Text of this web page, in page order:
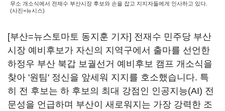
무소 개소식에서 전재수 부산시장 후보와 손을 잡고 지지자들에게 인사하고 있다.
(사진=뉴시스)
[부산=뉴스토마토 동지훈 기자] 전재수 민주당 부산
시장 예비후보가 자신의 지역구에서 출마를 선언한
하정우 부산 북갑 보궐선거 예비후보 캠프 개소식을
찾아 '원팀' 정신을 앞세워 지지를 호소했습니다. 특
히 전 후보는 하 후보의 최대 강점인 인공지능(AI) 전
문성을 언급하며 부산이 새로워지는 가장 강력한 조